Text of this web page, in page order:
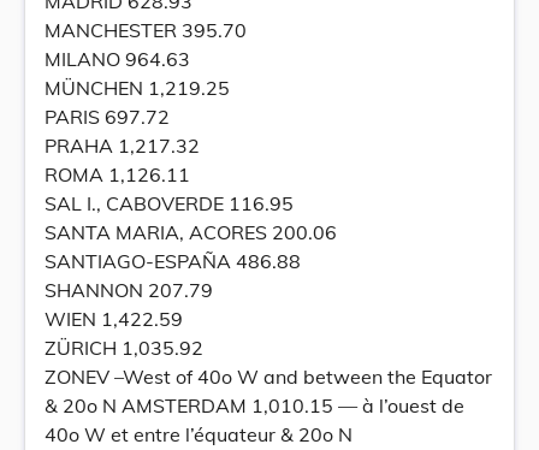
MANCHESTER 395.70
MILANO 964.63
MÜNCHEN 1,219.25
PARIS 697.72
PRAHA 1,217.32
ROMA 1,126.11
SAL I., CABOVERDE 116.95
SANTA MARIA, ACORES 200.06
SANTIAGO-ESPAÑA 486.88
SHANNON 207.79
WIEN 1,422.59
ZÜRICH 1,035.92
ZONEV –West of 40o W and between the Equator
& 20o N AMSTERDAM 1,010.15 — à l’ouest de
40o W et entre l’équateur & 20o N